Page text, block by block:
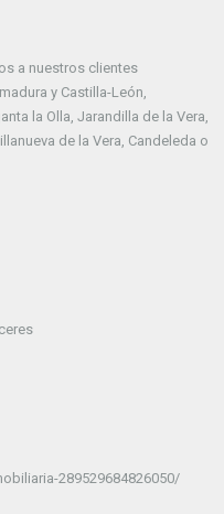
a nuestros clientes
y Castilla-León,
la Olla, Jarandilla de la Vera,
de la Vera, Candeleda o
289529684826050/